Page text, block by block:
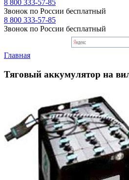
8 800 333-57-85
Звонок по России бесплатный
8 800 333-57-85
Звонок по России бесплатный
Главная
Тяговый аккумулятор на